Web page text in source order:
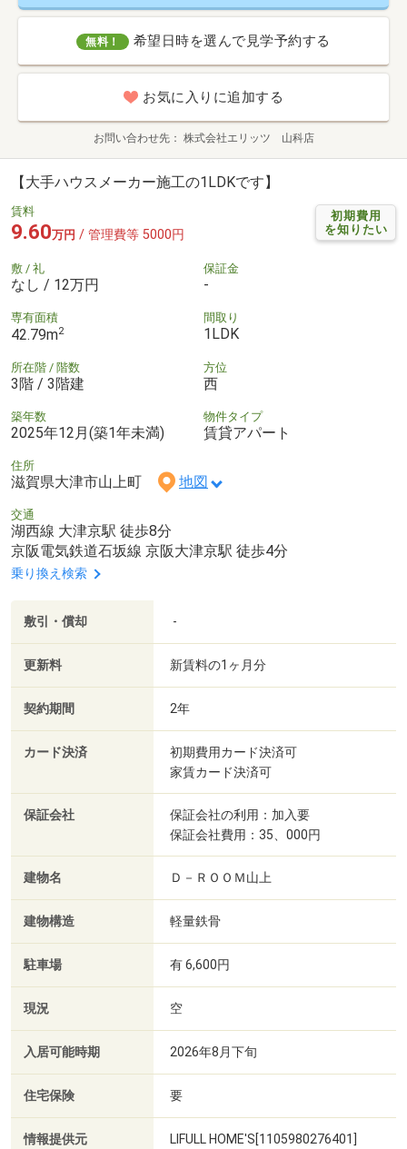
無料！ 希望日時を選んで見学予約する
お気に入りに追加する
お問い合わせ先 株式会社エリッツ 山科店
【大手ハウスメーカー施工の1LDKです】
初期費用
を知りたい
賃料
9.60万円 / 管理費等 5000円
敷 / 礼
なし / 12万円
保証金
-
専有面積
42.79m2
間取り
1LDK
所在階 / 階数
3階 / 3階建
方位
西
築年数
2025年12月(築1年未満)
物件タイプ
賃貸アパート
住所
滋賀県大津市山上町 地図
交通
湖西線 大津京駅 徒歩8分
京阪電気鉄道石坂線 京阪大津京駅 徒歩4分
乗り換え検索
敷引・償却 -
更新料 新賃料の1ヶ月分
契約期間 2年
カード決済
初期費用カード決済可
家賃カード決済可
保証会社
保証会社の利用：加入要
保証会社費用：35、000円
建物名 Ｄ－ＲＯＯＭ山上
建物構造 軽量鉄骨
駐車場 有 6,600円
現況 空
入居可能時期 2026年8月下旬
住宅保険 要
情報提供元 LIFULL HOME'S[1105980276401]